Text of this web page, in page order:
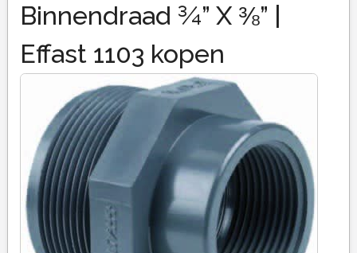
Binnendraad ¾” X ⅜” |
Effast 1103 kopen